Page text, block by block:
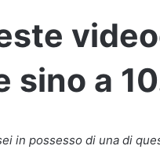
sino a
in possesso di una di